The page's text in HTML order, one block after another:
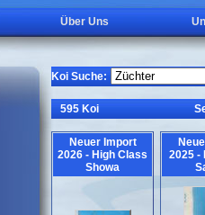
Über Uns
Koi Suche:
595 Koi
Neuer Import
2026 - High Class
Showa
2025 -